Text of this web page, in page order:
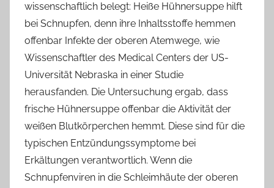
wissenschaftlich belegt: Heiße Hühnersuppe hilft
bei Schnupfen, denn ihre Inhaltsstoffe hemmen
offenbar Infekte der oberen Atemwege, wie
Wissenschaftler des Medical Centers der US-
Universität Nebraska in einer Studie
herausfanden. Die Untersuchung ergab, dass
frische Hühnersuppe offenbar die Aktivität der
weißen Blutkörperchen hemmt. Diese sind für die
typischen Entzündungssymptome bei
Erkältungen verantwortlich. Wenn die
Schnupfenviren in die Schleimhäute der oberen